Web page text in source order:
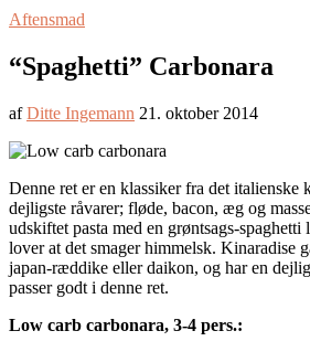
Aftensmad
“Spaghetti” Carbonara
afDitte Ingemann 21. oktober 2014
Denne ret er en klassiker fra det italienske
dejligste råvarer; fløde, bacon, æg og
udskiftet pasta med en grøntsags-
lover at det smager himmelsk. Kinaradise
japan-ræddike eller daikon, og har en
passer godt i denne ret.
Low carb carbonara, 3-4 pers.: